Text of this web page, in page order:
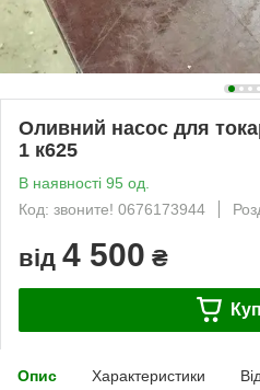
Оливний насос для
1 к625
В наявності 95 од.
Код: звоните! 0676173944
від 4 500 ₴
Опис Характеристики